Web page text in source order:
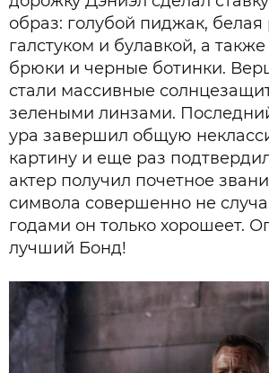
образ: голубой пиджак,
галстуком и булавкой, а
брюки и черные ботинки.
стали массивные
зелеными линзами.
ура завершил общую
картину и еще раз
актер получил почетное
символа совершенно не
годами он только хорошеет.
лучший Бонд!